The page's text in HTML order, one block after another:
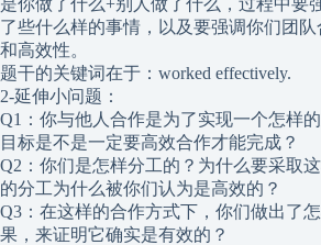
是你做了什么+别人做了什么，过程中要
了些什么样的事情，以及要强调你们团
和高效性。
题干的关键词在于：worked effectively.
2-延伸小问题：
Q1：你与他人合作是为了实现一个怎样
目标是不是一定要高效合作才能完成？
Q2：你们是怎样分工的？为什么要采取
的分工为什么被你们认为是高效的？
Q3：在这样的合作方式下，你们做出了
果，来证明它确实是有效的？